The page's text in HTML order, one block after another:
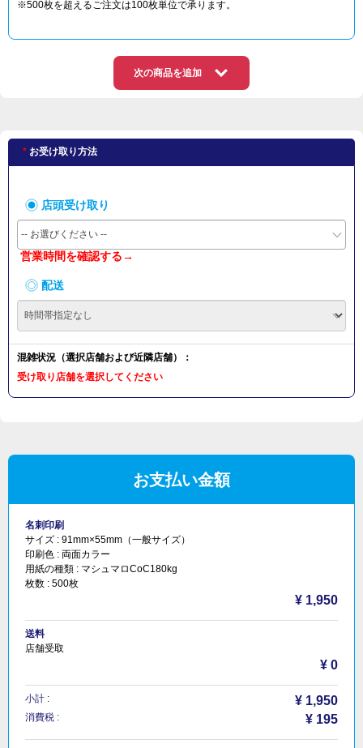
※500枚を超えるご注文は100枚単位で承ります。
次の商品を追加
お受け取り方法
店頭受け取り
-- お選びください --
営業時間を確認する→
配送
混雑状況（選択店舗および近隣店舗）：
受け取り店舗を選択してください
お支払い金額
名刺印刷
サイズ : 91mm×55mm（一般サイズ）
印刷色 : 両面カラー
用紙の種類 : マシュマロCoC180kg
枚数 : 500枚
¥ 1,950
送料
店舗受取
¥ 0
小計 : ¥ 1,950
消費税 : ¥ 195